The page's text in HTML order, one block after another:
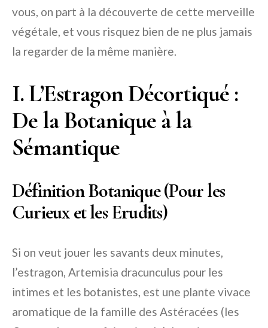
vous, on part à la découverte de cette merveille
végétale, et vous risquez bien de ne plus jamais
la regarder de la même manière.
I. L’Estragon Décortiqué :
De la Botanique à la
Sémantique
Définition Botanique (Pour les
Curieux et les Erudits)
Si on veut jouer les savants deux minutes,
l’estragon, Artemisia dracunculus pour les
intimes et les botanistes, est une plante vivace
aromatique de la famille des Astéracées (les